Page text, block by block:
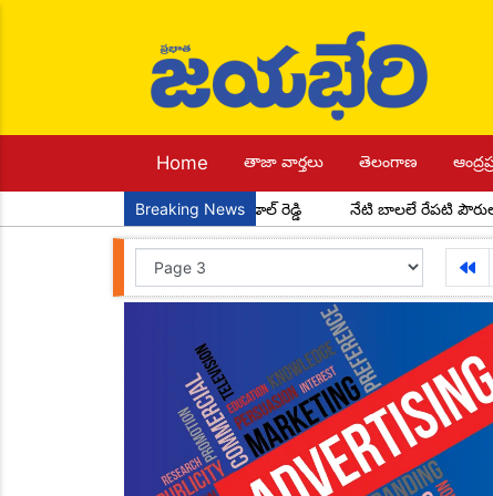
Home తాజా వార్తలు తెలంగాణ
Breaking News
మండల అధ్యక్షులుగా చాడ కొండాల్ రెడ్డి నేటి బాలలే రేపటి పౌరులు...